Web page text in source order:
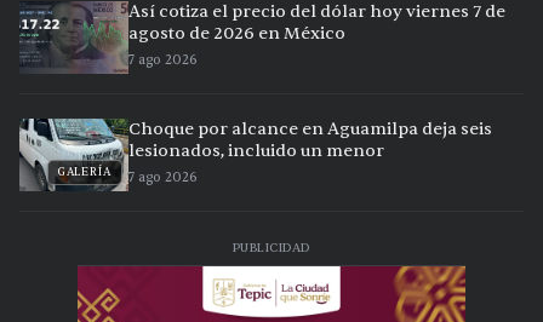
Así cotiza el precio del dólar hoy viernes 7 de
agosto de 2026 en México
7 ago 2026
GALERÍA
Choque por alcance en Aguamilpa deja seis
lesionados, incluido un menor
7 ago 2026
PUBLICIDAD